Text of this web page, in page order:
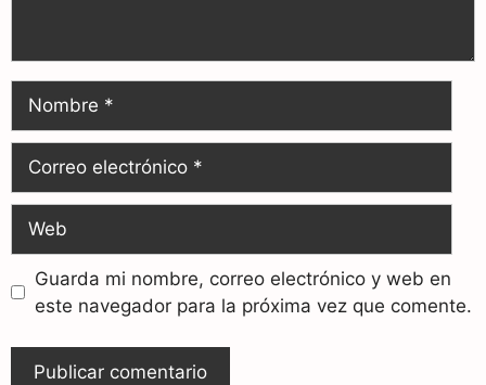
Guarda mi nombre, correo electrónico y web en
este navegador para la próxima vez que comente.